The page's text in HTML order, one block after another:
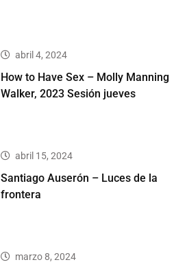
abril 4, 2024
How to Have Sex – Molly Manning
Walker, 2023 Sesión jueves
abril 15, 2024
Santiago Auserón – Luces de la
frontera
marzo 8, 2024